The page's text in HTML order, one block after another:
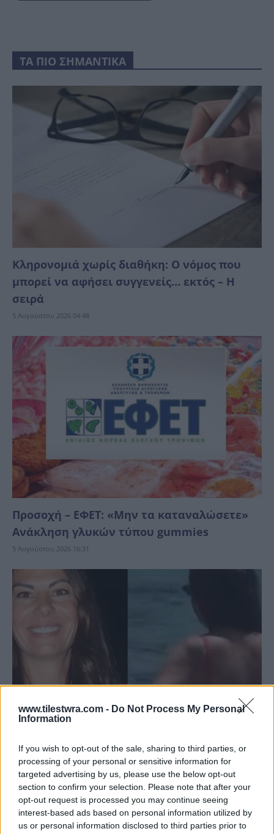
www.tilestwra.com - Do Not Process My Personal
Information
If you wish to opt-out of the sale, sharing to third parties, or
processing of your personal or sensitive information for
targeted advertising by us, please use the below opt-out
section to confirm your selection. Please note that after your
opt-out request is processed you may continue seeing
interest-based ads based on personal information utilized by
us or personal information disclosed to third parties prior to
ΤΑ ΠΙΟ ΣΗΜΑΝΤΙΚΑ
Κληρονομιά χωρίς διαθήκη: Ο νόμος που
μπορεί να αφήσει συγγενείς… εκτός – Η
σειρά
5 Αυγούστου 2026 04:48
Προσοχή – ΕΦΕΤ: «Μην τα καταναλώσετε»
Ανάκληση γλυκών τύπου gummies
5 Αυγούστου 2026 16:31
Η μισή Μύκονος γύρισε να την κοιτάξει – Η
Εύη Βατίδου εντυπωσιάζει τα πλήθη με
κόκκινο μαγιό
5 Αυγούστου 2026 15:24